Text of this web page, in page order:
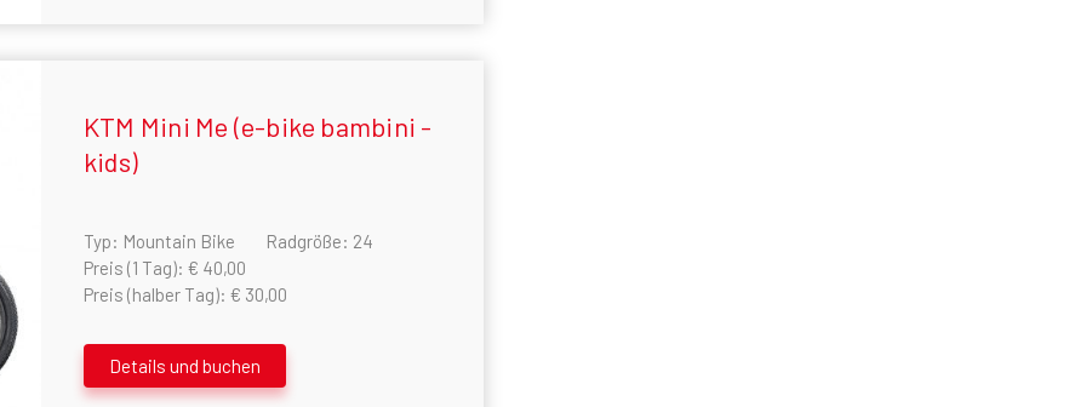
KTM Mini Me (e-bike bambini -
kids)
Typ: Mountain Bike
Radgröße: 24
Preis (1 Tag): € 40,00
Preis (halber Tag): € 30,00
Details und buchen